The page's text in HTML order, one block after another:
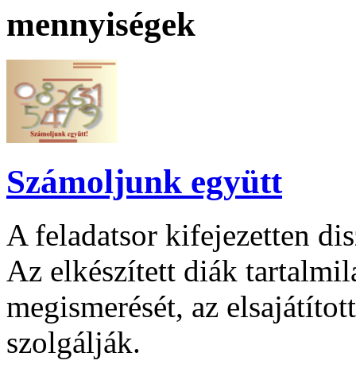
mennyiségek
Számoljunk együtt
A feladatsor kifejezetten
Az elkészített diák
megismerését, az
szolgálják.